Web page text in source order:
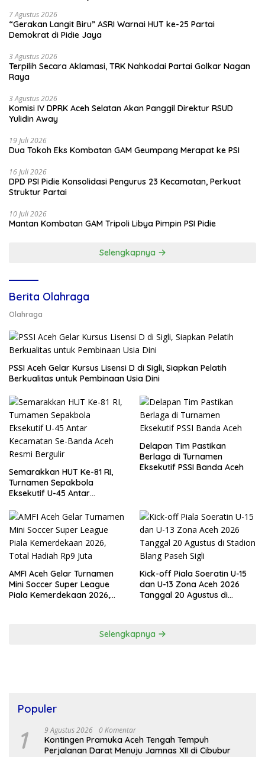
7 Agustus 2026
“Gerakan Langit Biru” ASRI Warnai HUT ke-25 Partai
Demokrat di Pidie Jaya
3 Agustus 2026
Terpilih Secara Aklamasi, TRK Nahkodai Partai Golkar Nagan
Raya
3 Agustus 2026
Komisi IV DPRK Aceh Selatan Akan Panggil Direktur RSUD
Yulidin Away
19 Juli 2026
Dua Tokoh Eks Kombatan GAM Geumpang Merapat ke PSI
16 Juli 2026
DPD PSI Pidie Konsolidasi Pengurus 23 Kecamatan, Perkuat
Struktur Partai
10 Juli 2026
Mantan Kombatan GAM Tripoli Libya Pimpin PSI Pidie
Selengkapnya
Berita Olahraga
Olahraga
PSSI Aceh Gelar Kursus Lisensi D di Sigli, Siapkan Pelatih
Berkualitas untuk Pembinaan Usia Dini
Semarakkan HUT Ke-81 RI,
Turnamen Sepakbola
Eksekutif U-45 Antar
Resmi Bergulir
Delapan Tim Pastikan
Berlaga di Turnamen
Eksekutif PSSI Banda Aceh
AMFI Aceh Gelar Turnamen
Mini Soccer Super League
Piala Kemerdekaan 2026,
Kick-off Piala Soeratin U-15
dan U-13 Zona Aceh 2026
Tanggal 20 Agustus di
Selengkapnya
Populer
1 9 Agustus 2026 0 Komentar
Kontingen Pramuka Aceh Tengah Tempuh
Perjalanan Darat Menuju Jamnas XII di Cibubur